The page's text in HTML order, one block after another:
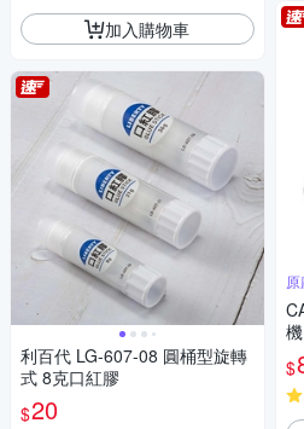
加入購物車
利百代 LG-607-08 圓桶型旋轉
式 8克口紅膠
$20
$